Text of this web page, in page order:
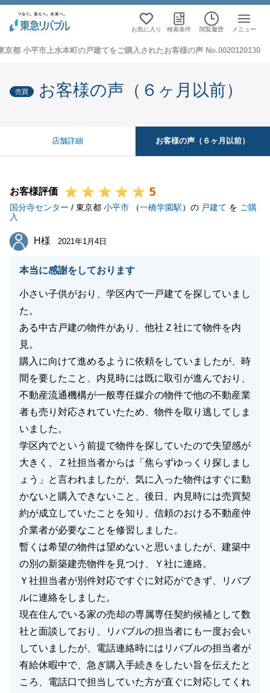
お気に入り 検索条件 閲覧履歴 メニュー
京都 小平市上水本町の戸建てをご購入されたお客様の声 No.0020120130
売買 お客様の声（６ヶ月以前）
店舗詳細 お客様の声（６ヶ月以前）
お客様評価 5
国分寺センター / 東京都 小平市 （一橋学園駅）の 戸建て を ご購
入
H様
H様 2021年1月4日
本当に感謝をしております
小さい子供がおり、学区内で一戸建てを探していまし
た。
ある中古戸建の物件があり、他社Ｚ社にて物件を内
見。
購入に向けて進めるように依頼をしていましたが、時
間を要したこと、内見時には既に取引が進んでおり、
不動産流通機構が一般専任媒介の物件で他の不動産業
者も売り対応されていたため、物件を取り逃してしま
いました。
学区内でという前提で物件を探していたので失望感が
大きく、Ｚ社担当者からは「焦らずゆっくり探しまし
ょう」と言われましたが、気に入った物件はすぐに動
かないと購入できないこと、後日、内見時には売買契
約が成立していたことを知り、信頼のおける不動産仲
介業者が必要なことを修習しました。
暫くは希望の物件は望めないと思いましたが、建築中
の別の新築建売物件を見つけ、Ｙ社に連絡。
Ｙ社担当者が別件対応ですぐに対応ができず、リバブ
ルに連絡をしました。
現在住んでいる家の売却の専属専任契約候補として数
社と面談しており、リバブルの担当者にも一度お会い
していましたが、電話連絡時にはリバブルの担当者が
有給休暇中で、急ぎ購入手続きをしたい旨を伝えたと
ころ、電話口で担当していた方が直ぐに対応してくれ